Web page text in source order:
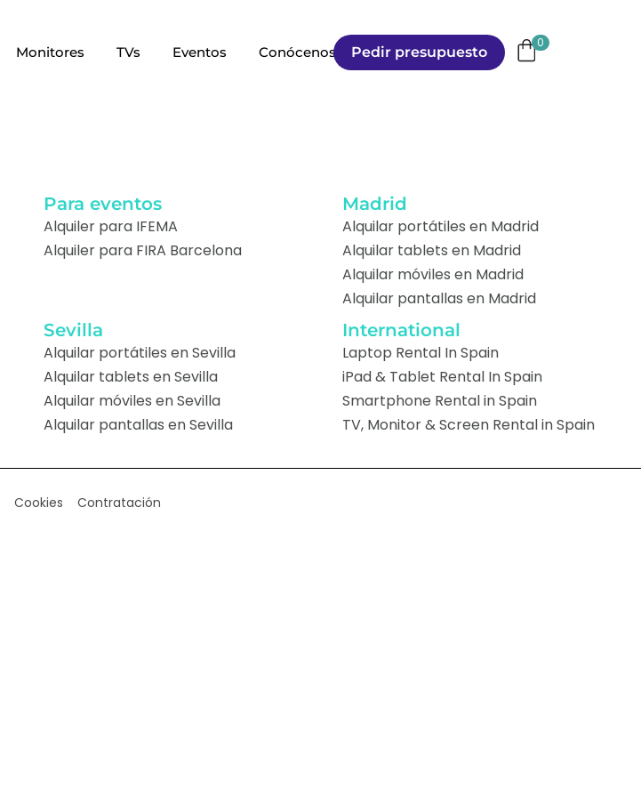
Monitores TVs Eventos Conócenos Pedir presupuesto
0
Para eventos
Alquiler para IFEMA
Alquiler para FIRA Barcelona
Madrid
Alquilar portátiles en Madrid
Alquilar tablets en Madrid
Alquilar móviles en Madrid
Alquilar pantallas en Madrid
Sevilla
Alquilar portátiles en Sevilla
Alquilar tablets en Sevilla
Alquilar móviles en Sevilla
Alquilar pantallas en Sevilla
International
Laptop Rental In Spain
iPad & Tablet Rental In Spain
Smartphone Rental in Spain
TV, Monitor & Screen Rental in Spain
Cookies Contratación